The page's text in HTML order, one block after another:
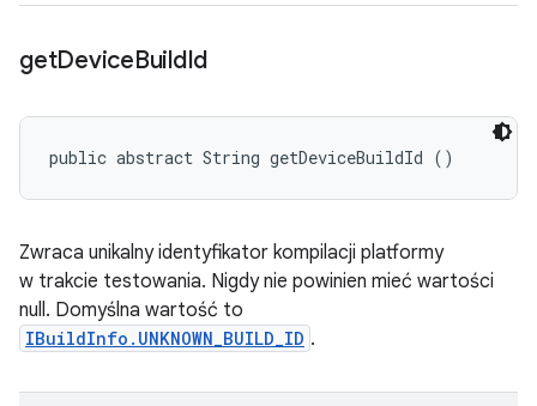
getDeviceBuildId
public abstract String getDeviceBuildId ()
Zwraca unikalny identyfikator kompilacji platformy
w trakcie testowania. Nigdy nie powinien mieć wartości
null. Domyślna wartość to
IBuildInfo.UNKNOWN_BUILD_ID .